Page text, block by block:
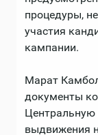
процедуры,
участия
кампании.⁣⁣⠀⁣⁣⠀
Марат
документы
Центральную
выдвижения